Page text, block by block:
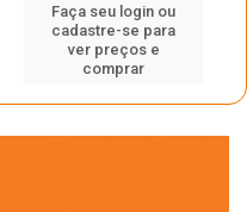
Faça seu login ou
cadastre-se para
ver preços e
comprar